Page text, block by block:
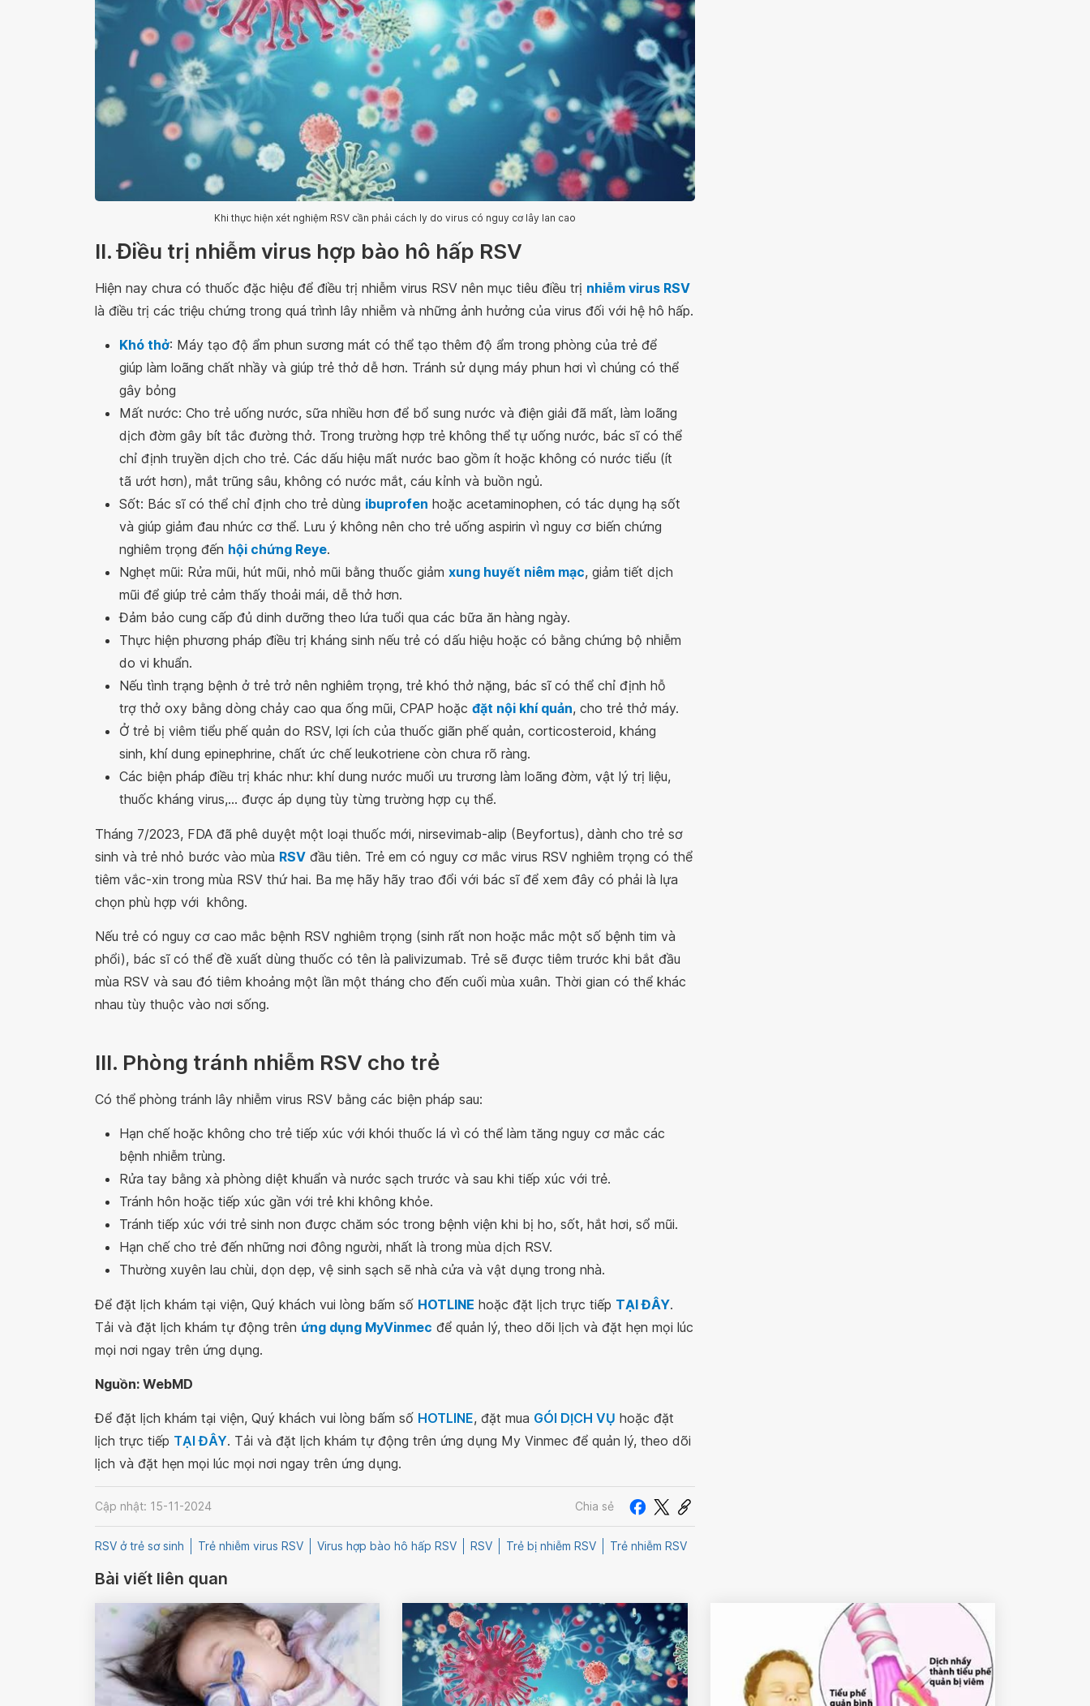
Khi thực hiện xét nghiệm RSV cần phải cách ly do virus có nguy cơ lây lan cao
II. Điều trị nhiễm virus hợp bào hô hấp RSV
Hiện nay chưa có thuốc đặc hiệu để điều trị nhiễm virus RSV nên mục tiêu điều trị nhiễm virus RSV
là điều trị các triệu chứng trong quá trình lây nhiễm và những ảnh hưởng của virus đối với hệ hô hấp.
Khó thở: Máy tạo độ ẩm phun sương mát có thể tạo thêm độ ẩm trong phòng của trẻ để
giúp làm loãng chất nhầy và giúp trẻ thở dễ hơn. Tránh sử dụng máy phun hơi vì chúng có thể
gây bỏng
Mất nước: Cho trẻ uống nước, sữa nhiều hơn để bổ sung nước và điện giải đã mất, làm loãng
dịch đờm gây bít tắc đường thở. Trong trường hợp trẻ không thể tự uống nước, bác sĩ có thể
chỉ định truyền dịch cho trẻ. Các dấu hiệu mất nước bao gồm ít hoặc không có nước tiểu (ít
tã ướt hơn), mắt trũng sâu, không có nước mắt, cáu kỉnh và buồn ngủ.
Sốt: Bác sĩ có thể chỉ định cho trẻ dùng ibuprofen hoặc acetaminophen, có tác dụng hạ sốt
và giúp giảm đau nhức cơ thể. Lưu ý không nên cho trẻ uống aspirin vì nguy cơ biến chứng
nghiêm trọng đến hội chứng Reye.
Nghẹt mũi: Rửa mũi, hút mũi, nhỏ mũi bằng thuốc giảm xung huyết niêm mạc, giảm tiết dịch
mũi để giúp trẻ cảm thấy thoải mái, dễ thở hơn.
Đảm bảo cung cấp đủ dinh dưỡng theo lứa tuổi qua các bữa ăn hàng ngày.
Thực hiện phương pháp điều trị kháng sinh nếu trẻ có dấu hiệu hoặc có bằng chứng bộ nhiễm
do vi khuẩn.
Nếu tình trạng bệnh ở trẻ trở nên nghiêm trọng, trẻ khó thở nặng, bác sĩ có thể chỉ định hỗ
trợ thở oxy bằng dòng chảy cao qua ống mũi, CPAP hoặc đặt nội khí quản, cho trẻ thở máy.
Ở trẻ bị viêm tiểu phế quản do RSV, lợi ích của thuốc giãn phế quản, corticosteroid, kháng
sinh, khí dung epinephrine, chất ức chế leukotriene còn chưa rõ ràng.
Các biện pháp điều trị khác như: khí dung nước muối ưu trương làm loãng đờm, vật lý trị liệu,
thuốc kháng virus,… được áp dụng tùy từng trường hợp cụ thể.
Tháng 7/2023, FDA đã phê duyệt một loại thuốc mới, nirsevimab-alip (Beyfortus), dành cho trẻ sơ
sinh và trẻ nhỏ bước vào mùa RSV đầu tiên. Trẻ em có nguy cơ mắc virus RSV nghiêm trọng có thể
tiêm vắc-xin trong mùa RSV thứ hai. Ba mẹ hãy hãy trao đổi với bác sĩ để xem đây có phải là lựa
chọn phù hợp với không.
Nếu trẻ có nguy cơ cao mắc bệnh RSV nghiêm trọng (sinh rất non hoặc mắc một số bệnh tim và
phổi), bác sĩ có thể đề xuất dùng thuốc có tên là palivizumab. Trẻ sẽ được tiêm trước khi bắt đầu
mùa RSV và sau đó tiêm khoảng một lần một tháng cho đến cuối mùa xuân. Thời gian có thể khác
nhau tùy thuộc vào nơi sống.
III. Phòng tránh nhiễm RSV cho trẻ
Có thể phòng tránh lây nhiễm virus RSV bằng các biện pháp sau:
Hạn chế hoặc không cho trẻ tiếp xúc với khói thuốc lá vì có thể làm tăng nguy cơ mắc các
bệnh nhiễm trùng.
Rửa tay bằng xà phòng diệt khuẩn và nước sạch trước và sau khi tiếp xúc với trẻ.
Tránh hôn hoặc tiếp xúc gần với trẻ khi không khỏe.
Tránh tiếp xúc với trẻ sinh non được chăm sóc trong bệnh viện khi bị ho, sốt, hắt hơi, sổ mũi.
Hạn chế cho trẻ đến những nơi đông người, nhất là trong mùa dịch RSV.
Thường xuyên lau chùi, dọn dẹp, vệ sinh sạch sẽ nhà cửa và vật dụng trong nhà.
Để đặt lịch khám tại viện, Quý khách vui lòng bấm số HOTLINE hoặc đặt lịch trực tiếp TẠI ĐÂY.
Tải và đặt lịch khám tự động trên ứng dụng MyVinmec để quản lý, theo dõi lịch và đặt hẹn mọi lúc
mọi nơi ngay trên ứng dụng.
Nguồn: WebMD
Để đặt lịch khám tại viện, Quý khách vui lòng bấm số HOTLINE, đặt mua GÓI DỊCH VỤ hoặc đặt
lịch trực tiếp TẠI ĐÂY. Tải và đặt lịch khám tự động trên ứng dụng My Vinmec để quản lý, theo dõi
lịch và đặt hẹn mọi lúc mọi nơi ngay trên ứng dụng.
Cập nhật: 15-11-2024 Chia sẻ
RSV ở trẻ sơ sinh Trẻ nhiễm virus RSV Virus hợp bào hô hấp RSV RSV Trẻ bị nhiễm RSV Trẻ nhiễm RSV
Bài viết liên quan